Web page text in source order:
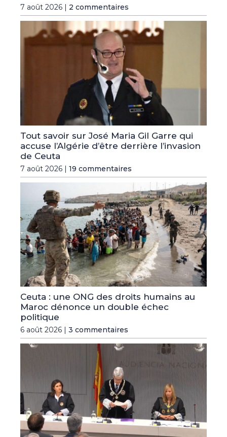
7 août 2026 | 2 commentaires
Tout savoir sur José Maria Gil Garre qui
accuse l’Algérie d’être derrière l’invasion
de Ceuta
7 août 2026 | 19 commentaires
Ceuta : une ONG des droits humains au
Maroc dénonce un double échec
politique
6 août 2026 | 3 commentaires